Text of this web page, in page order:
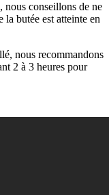
conseillons de ne
la butée est atteinte en
nous recommandons
2 à 3 heures pour